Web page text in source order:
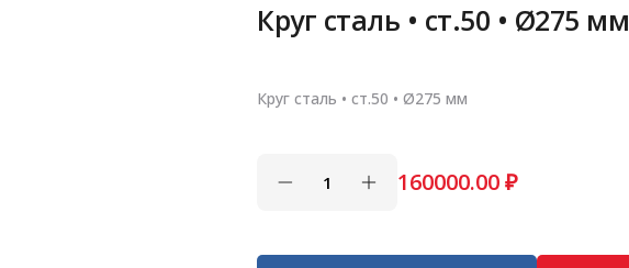
Круг сталь • ст.50 • Ø275 мм
Круг сталь • ст.50 • Ø275 мм
160000.00₽